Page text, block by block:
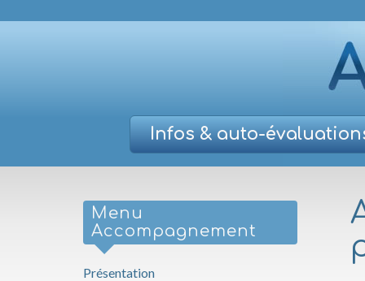
Infos& auto-
Menu
Accompagnement
Présentation